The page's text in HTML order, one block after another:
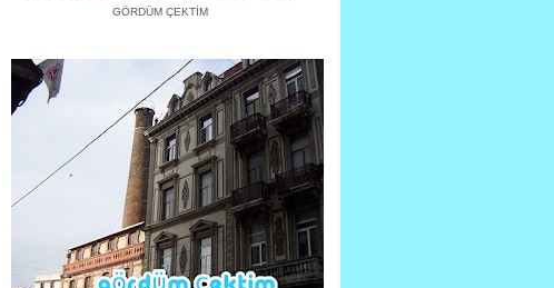
GÖRDÜM ÇEKTİM